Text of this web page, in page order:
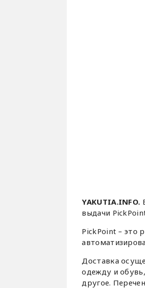
YAKUTIA.INFO.
выдачи
PickPoint – это
Доставка
одежду и
другое.